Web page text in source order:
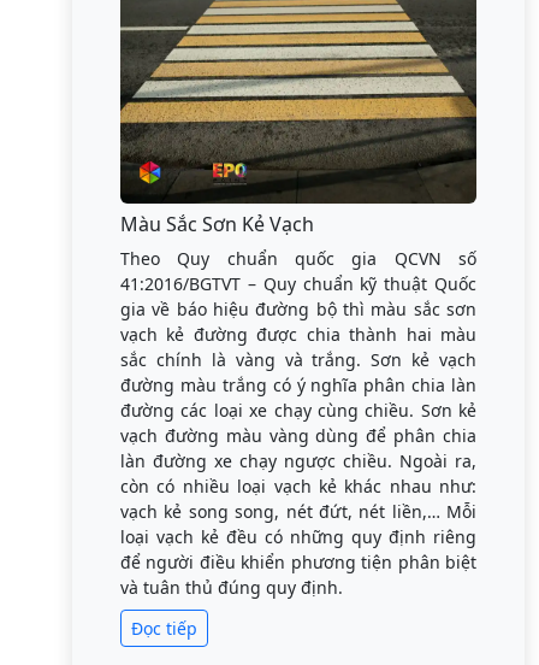
Màu Sắc Sơn Kẻ Vạch
Theo Quy chuẩn quốc gia QCVN số
41:2016/BGTVT – Quy chuẩn kỹ thuật Quốc
gia về báo hiệu đường bộ thì màu sắc sơn
vạch kẻ đường được chia thành hai màu
sắc chính là vàng và trắng. Sơn kẻ vạch
đường màu trắng có ý nghĩa phân chia làn
đường các loại xe chạy cùng chiều. Sơn kẻ
vạch đường màu vàng dùng để phân chia
làn đường xe chạy ngược chiều. Ngoài ra,
còn có nhiều loại vạch kẻ khác nhau như:
vạch kẻ song song, nét đứt, nét liền,… Mỗi
loại vạch kẻ đều có những quy định riêng
để người điều khiển phương tiện phân biệt
và tuân thủ đúng quy định.
Đọc tiếp